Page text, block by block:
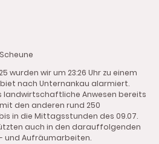
wurden wir um 23:26 Uhr zu einem
nach Unternankau alarmiert.
landwirtschaftliche Anwesen bereits
den anderen rund 250
in die Mittagsstunden des 09.07.
auch in den darauffolgenden
und Aufräumarbeiten.